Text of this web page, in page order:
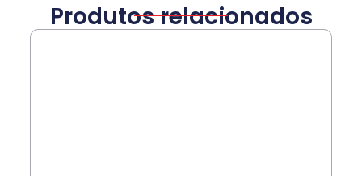
Produtos relacionados